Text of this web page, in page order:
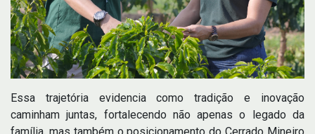
Essa trajetória evidencia como tradição e inovação
caminham juntas, fortalecendo não apenas o legado da